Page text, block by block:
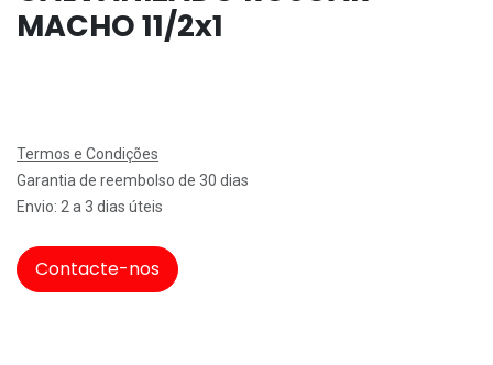
MACHO 11/2x1
Termos e Condições
Garantia de reembolso de 30 dias
Envio: 2 a 3 dias úteis
Contacte-nos